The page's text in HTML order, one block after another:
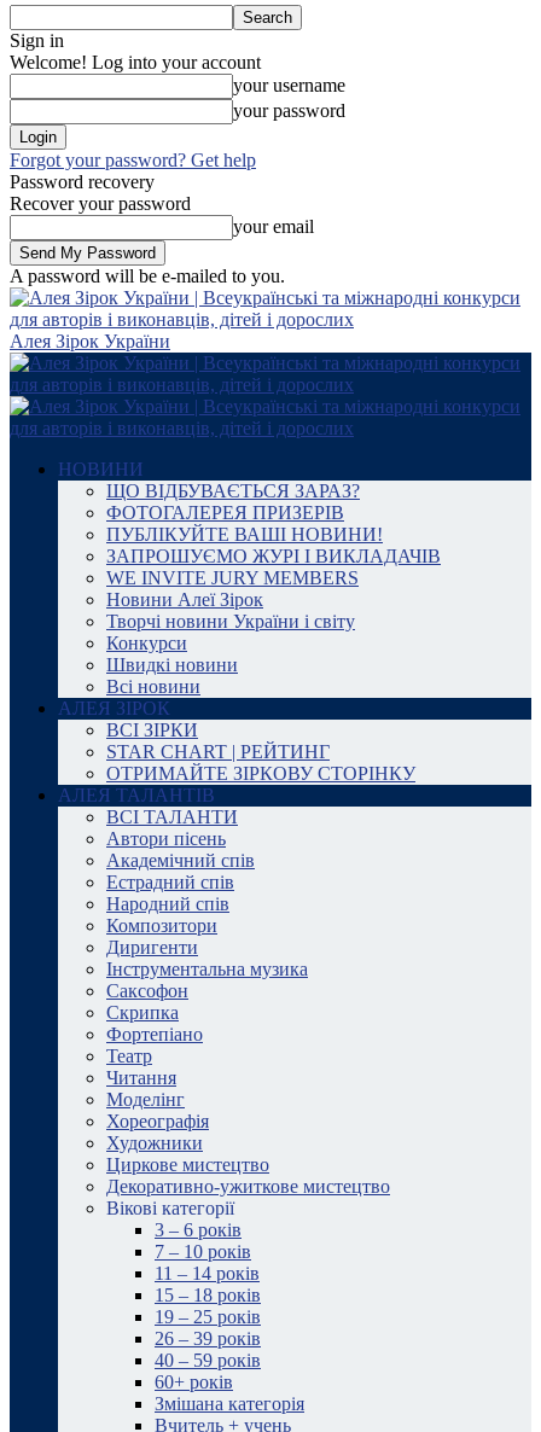
Sign in
Welcome! Log into your account
your username
your password
Forgot your password? Get help
Password recovery
Recover your password
your email
A password will be e-mailed to you.
Алея Зірок України
НОВИНИ
ЩО ВІДБУВАЄТЬСЯ ЗАРАЗ?
ФОТОГАЛЕРЕЯ ПРИЗЕРІВ
ПУБЛІКУЙТЕ ВАШІ НОВИНИ!
ЗАПРОШУЄМО ЖУРІ І ВИКЛАДАЧІВ
WE INVITE JURY MEMBERS
Новини Алеї Зірок
Творчі новини України і світу
Конкурси
Швидкі новини
Всі новини
АЛЕЯ ЗІРОК
ВСІ ЗІРКИ
STAR CHART | РЕЙТИНГ
ОТРИМАЙТЕ ЗІРКОВУ СТОРІНКУ
АЛЕЯ ТАЛАНТІВ
ВСІ ТАЛАНТИ
Автори пісень
Академічний спів
Естрадний спів
Народний спів
Композитори
Диригенти
Інструментальна музика
Саксофон
Скрипка
Фортепіано
Театр
Читання
Моделінг
Хореографія
Художники
Циркове мистецтво
Декоративно-ужиткове мистецтво
Вікові категорії
3 – 6 років
7 – 10 років
11 – 14 років
15 – 18 років
19 – 25 років
26 – 39 років
40 – 59 років
60+ років
Змішана категорія
Вчитель + учень